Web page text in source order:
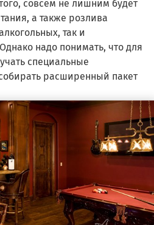
совсем не лишним будет
а также розлива
так и
надо понимать, что для
специальные
расширенный пакет